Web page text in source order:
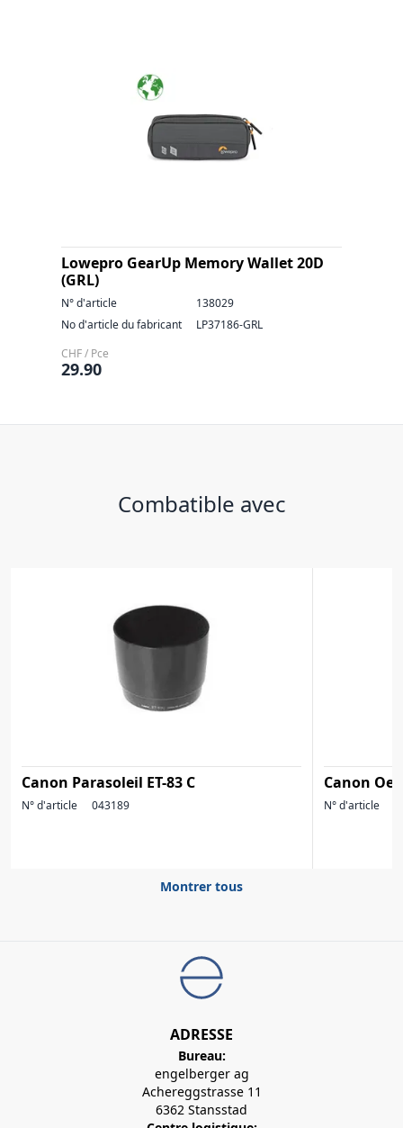
Lowepro GearUp Memory Wallet 20D
(GRL)
N° d'article
138029
No d'article du fabricant
LP37186-GRL
CHF / Pce
29.90
Combatible avec
Canon Parasoleil ET-83 C
N° d'article 043189
Canon
N° d'article
Montrer tous
ADRESSE
Bureau:
engelberger ag
Achereggstrasse 11
6362 Stansstad